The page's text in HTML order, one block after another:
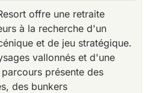
offre une retraite
à la recherche d'un
et de jeu stratégique.
vallonnés et d'une
présente des
des bunkers